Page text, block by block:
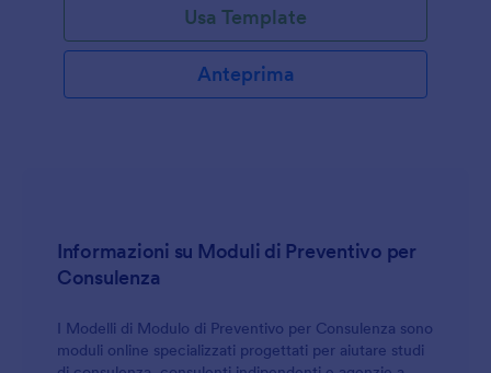
Usa Template
Anteprima
Informazioni su Moduli di Preventivo per
Consulenza
I Modelli di Modulo di Preventivo per Consulenza sono
moduli online specializzati progettati per aiutare studi